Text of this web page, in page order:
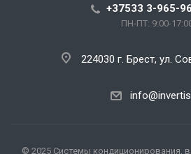
+37533 3-965-
ПН-ПТ: 9:00-
224030 г. Брест, ул.
© 2025 Системы кондиционирования,